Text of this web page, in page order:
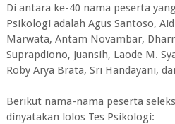
Di antara ke-40 nama peserta
Psikologi adalah Agus Santoso,
Marwata, Antam Novambar,
Suprapdiono, Juansih, Laode M.
Roby Arya Brata, Sri Handayani,
Berikut nama-nama peserta
dinyatakan lolos Tes Psikologi: